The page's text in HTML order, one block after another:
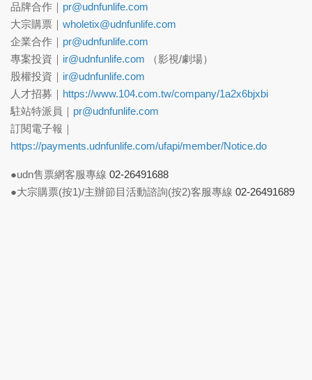
品牌合作｜ pr@udnfunlife.com
大宗購票｜ wholetix@udnfunlife.com
企業合作｜ pr@udnfunlife.com
專案投資｜ ir@udnfunlife.com （影視/劇場）
股權投資｜ ir@udnfunlife.com
人才招募｜ https://www.104.com.tw/company/1a2x6bjxbi
駐站特派員｜ pr@udnfunlife.com
訂閱電子報｜
https://payments.udnfunlife.com/ufapi/member/Notice.do
●udn售票網客服專線 02-26491688
●大宗購票(按1)/主辦節目活動諮詢(按2)客服專線 02-26491689